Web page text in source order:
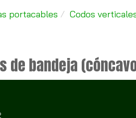
portacables Codos
de bandeja